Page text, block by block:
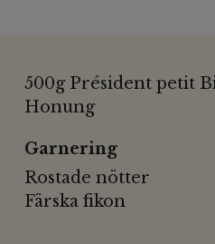
500g Président petit
Honung
Garnering
Rostade nötter
Färska fikon